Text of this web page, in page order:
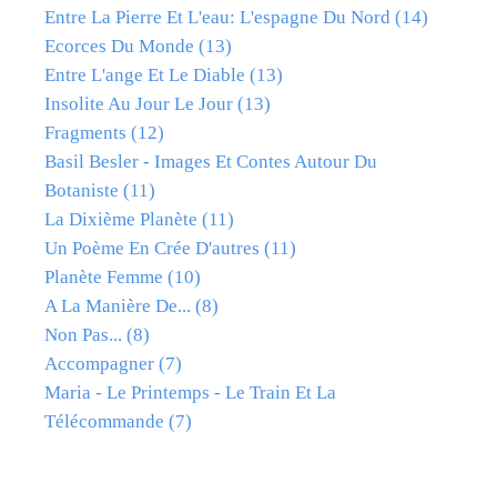
Entre La Pierre Et L'eau: L'espagne Du Nord (14)
Ecorces Du Monde (13)
Entre L'ange Et Le Diable (13)
Insolite Au Jour Le Jour (13)
Fragments (12)
Basil Besler - Images Et Contes Autour Du
Botaniste (11)
La Dixième Planète (11)
Un Poème En Crée D'autres (11)
Planète Femme (10)
A La Manière De... (8)
Non Pas... (8)
Accompagner (7)
Maria - Le Printemps - Le Train Et La
Télécommande (7)